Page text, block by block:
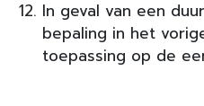
In geval van een
bepaling in het
toepassing op de